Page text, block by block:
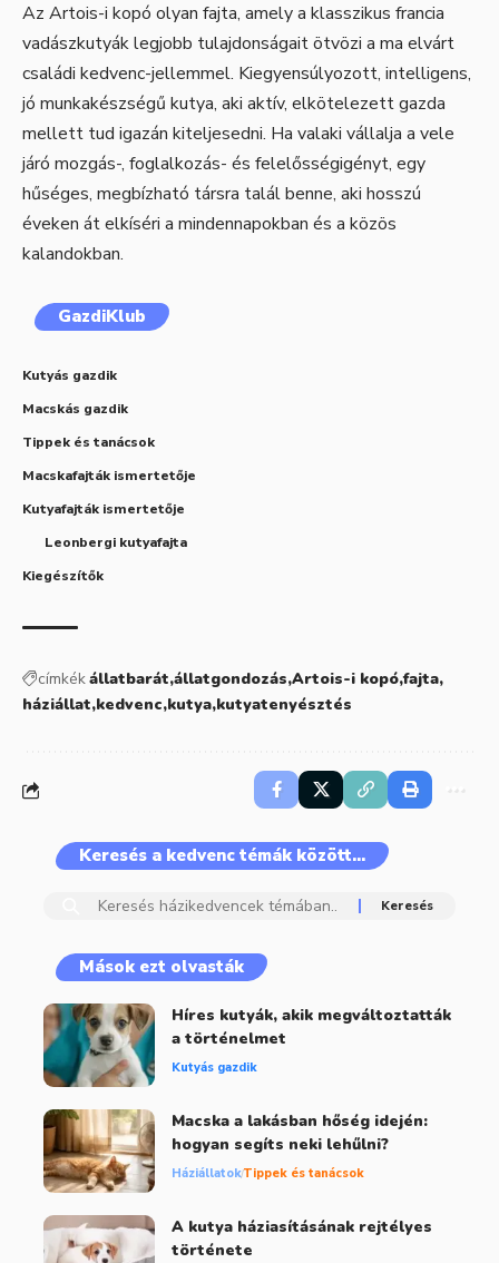
Az Artois-i kopó olyan fajta, amely a klasszikus francia
vadászkutyák legjobb tulajdonságait ötvözi a ma elvárt
családi kedvenc-jellemmel. Kiegyensúlyozott, intelligens,
jó munkakészségű kutya, aki aktív, elkötelezett gazda
mellett tud igazán kiteljesedni. Ha valaki vállalja a vele
járó mozgás-, foglalkozás- és felelősségigényt, egy
hűséges, megbízható társra talál benne, aki hosszú
éveken át elkíséri a mindennapokban és a közös
kalandokban.
GazdiKlub
Kutyás gazdik
Macskás gazdik
Tippek és tanácsok
Macskafajták ismertetője
Kutyafajták ismertetője
Leonbergi kutyafajta
Kiegészítők
címkékállatbarát állatgondozás Artois-i kopó fajta
háziállat kedvenc kutya kutyatenyésztés
Keresés a kedvenc témák között…
Mások ezt olvasták
Híres kutyák, akik megváltoztatták
a történelmet
Kutyás gazdik
Macska a lakásban hőség idején:
hogyan segíts neki lehűlni?
HáziállatokTippek és tanácsok
A kutya háziasításának rejtélyes
története